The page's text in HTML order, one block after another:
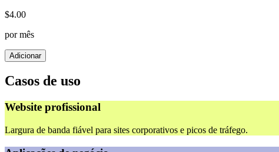
$4.00
por mês
Adicionar
Casos de uso
Website profissional
Largura de banda fiável para sites corporativos e picos de tráfego.